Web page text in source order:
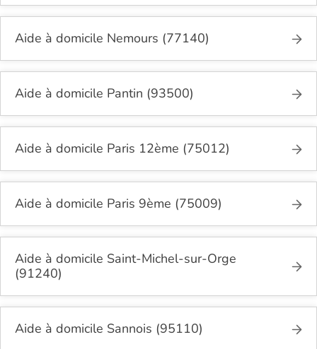
Aide à domicile Nemours (77140)
Aide à domicile Pantin (93500)
Aide à domicile Paris 12ème (75012)
Aide à domicile Paris 9ème (75009)
Aide à domicile Saint-Michel-sur-Orge
(91240)
Aide à domicile Sannois (95110)